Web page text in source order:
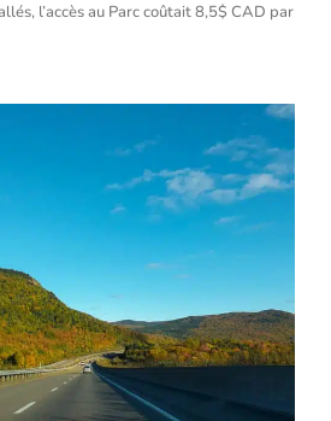
l’accès au Parc coûtait 8,5$ CAD par